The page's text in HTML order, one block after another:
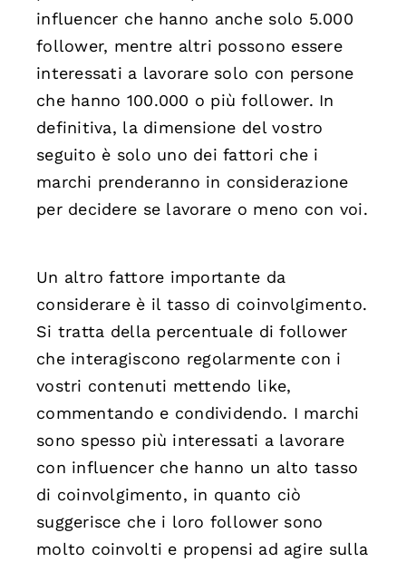
influencer che hanno anche solo 5.000
follower, mentre altri possono essere
interessati a lavorare solo con persone
che hanno 100.000 o più follower. In
definitiva, la dimensione del vostro
seguito è solo uno dei fattori che i
marchi prenderanno in considerazione
per decidere se lavorare o meno con voi.
Un altro fattore importante da
considerare è il tasso di coinvolgimento.
Si tratta della percentuale di follower
che interagiscono regolarmente con i
vostri contenuti mettendo like,
commentando e condividendo. I marchi
sono spesso più interessati a lavorare
con influencer che hanno un alto tasso
di coinvolgimento, in quanto ciò
suggerisce che i loro follower sono
molto coinvolti e propensi ad agire sulla